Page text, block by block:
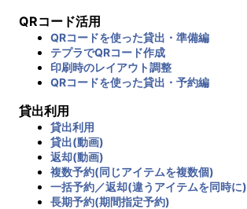
QRコード活用
QRコードを使った貸出・準備編
テプラでQRコード作成
印刷時のレイアウト調整
QRコードを使った貸出・予約編
貸出利用
貸出利用
貸出(動画)
返却(動画)
複数予約(同じアイテムを複数個)
一括予約／返却(違うアイテムを同時に)
長期予約(期間指定予約)